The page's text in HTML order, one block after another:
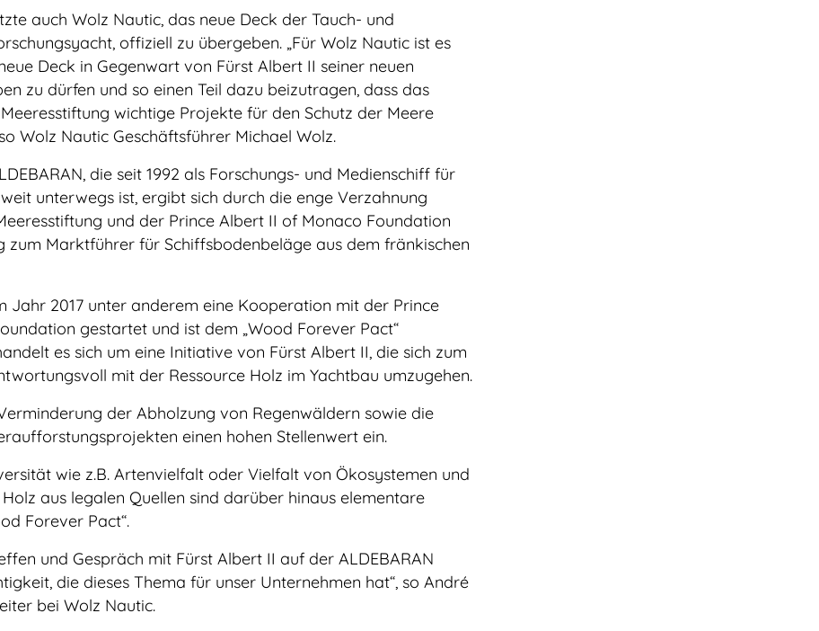
auch Wolz Nautic, das neue Deck der Tauch- und
offiziell zu übergeben. „Für Wolz Nautic ist es
Deck in Gegenwart von Fürst Albert II seiner neuen
zu dürfen und so einen Teil dazu beizutragen, dass das
wichtige Projekte für den Schutz der Meere
Wolz Nautic Geschäftsführer Michael Wolz.
die seit 1992 als Forschungs- und Medienschiff für
unterwegs ist, ergibt sich durch die enge Verzahnung
und der Prince Albert II of Monaco Foundation
zum Marktführer für Schiffsbodenbeläge aus dem fränkischen
Jahr 2017 unter anderem eine Kooperation mit der Prince
gestartet und ist dem „Wood Forever Pact“
es sich um eine Initiative von Fürst Albert II, die sich zum
mit der Ressource Holz im Yachtbau umzugehen.
der Abholzung von Regenwäldern sowie die
einen hohen Stellenwert ein.
wie z.B. Artenvielfalt oder Vielfalt von Ökosystemen und
aus legalen Quellen sind darüber hinaus elementare
Forever Pact“.
und Gespräch mit Fürst Albert II auf der ALDEBARAN
die dieses Thema für unser Unternehmen hat“, so André
bei Wolz Nautic.